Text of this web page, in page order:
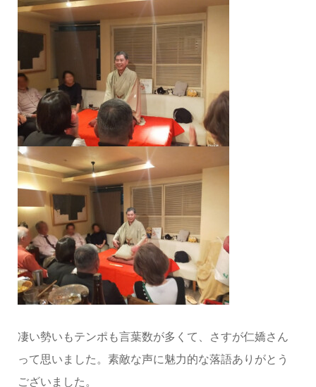
凄い勢いもテンポも言葉数が多くて、さすが仁嬌さん
って思いました。素敵な声に魅力的な落語ありがとう
ございました。